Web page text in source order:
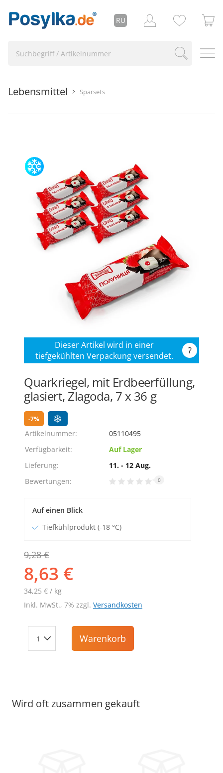
RU
Sparsets
Lebensmittel
Dieser Artikel wird in einer
tiefgekühlten Verpackung versendet.
?
Quarkriegel, mit Erdbeerfüllung,
glasiert, Zlagoda, 7 х 36 g
-7%
Artikelnummer:
05110495
Verfügbarkeit:
Auf Lager
Lieferung:
11. - 12 Aug.
Bewertungen:
0
Auf einen Blick
Tiefkühlprodukt (-18 °C)
9,28 €
8,63 €
34,25 € / kg
Inkl. MwSt., 7% zzgl. Versandkosten
Warenkorb
Wird oft zusammen gekauft